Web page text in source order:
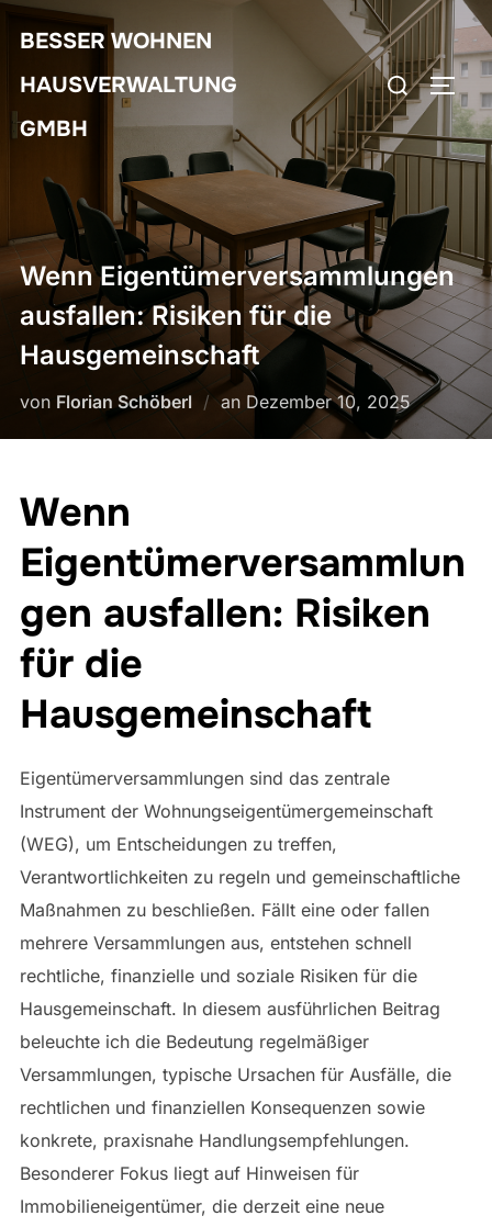
Zum
Inhalt
springen
BESSER WOHNEN
HAUSVERWALTUNG
GMBH
Suchen
nach:
Wenn Eigentümerversammlungen
ausfallen: Risiken für die
Hausgemeinschaft
von Florian Schöberl an Veröffentlicht
Dezember 10, 2025
Wenn
Eigentümerversammlun
gen ausfallen: Risiken
für die
Hausgemeinschaft
Eigentümerversammlungen sind das zentrale
Instrument der Wohnungseigentümergemeinschaft
(WEG), um Entscheidungen zu treffen,
Verantwortlichkeiten zu regeln und gemeinschaftliche
Maßnahmen zu beschließen. Fällt eine oder fallen
mehrere Versammlungen aus, entstehen schnell
rechtliche, finanzielle und soziale Risiken für die
Hausgemeinschaft. In diesem ausführlichen Beitrag
beleuchte ich die Bedeutung regelmäßiger
Versammlungen, typische Ursachen für Ausfälle, die
rechtlichen und finanziellen Konsequenzen sowie
konkrete, praxisnahe Handlungsempfehlungen.
Besonderer Fokus liegt auf Hinweisen für
Immobilieneigentümer, die derzeit eine neue